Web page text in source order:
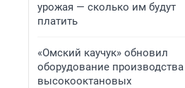
урожая — сколько им будут
платить
«Омский каучук» обновил
оборудование производства
высокооктановых